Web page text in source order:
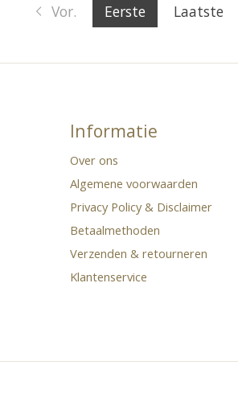
Vor. Eerste Laatste
Informatie
Over ons
Algemene voorwaarden
Privacy Policy & Disclaimer
Betaalmethoden
Verzenden & retourneren
Klantenservice